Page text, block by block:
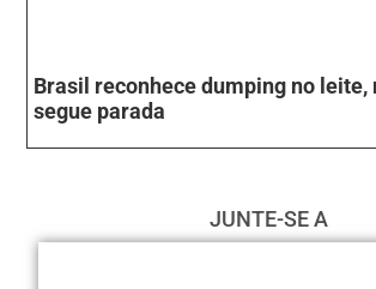
Brasil reconhece dumping no leite,
segue parada
JUNTE-SE A